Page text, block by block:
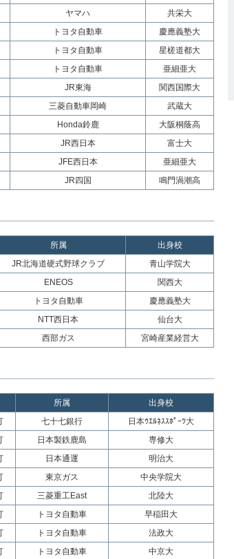
ヤマハ
共栄大
トヨタ自動車
慶應義塾大
トヨタ自動車
星槎道都大
トヨタ自動車
亜細亜大
JR東海
関西国際大
三菱自動車岡崎
武蔵大
Honda鈴鹿
大阪桐蔭高
JR西日本
富士大
JFE西日本
亜細亜大
JR四国 鳴門渦潮高
所属
出身校
JR北海道硬式野球クラブ
青山学院大
ENEOS
関西大
トヨタ自動車
慶應義塾大
NTT西日本
仙台大
西部ガス 宮崎産業経営大
所属
出身校
七十七銀行
日本ｳｴﾙﾈｽｽﾎﾟｰﾂ大
日本製鉄鹿島
専修大
日本通運
明治大
東京ガス
中央学院大
三菱重工East
北陸大
トヨタ自動車
早稲田大
トヨタ自動車
法政大
トヨタ自動車
中京大